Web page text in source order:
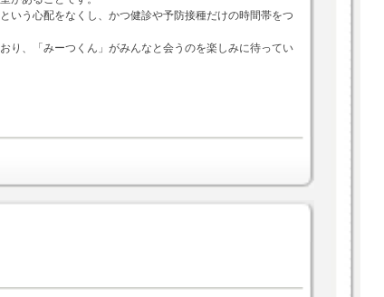
いう心配をなくし、かつ健診や予防接種だけの時間帯をつ
り、「みーつくん」がみんなと会うのを楽しみに待ってい